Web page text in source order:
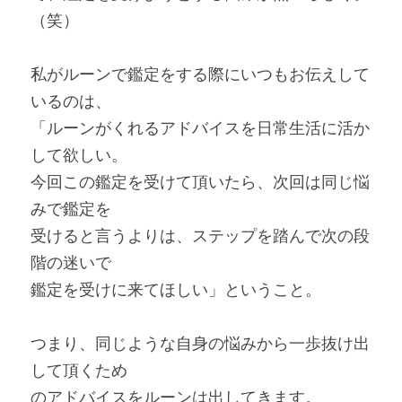
（笑）
私がルーンで鑑定をする際にいつもお伝えして
いるのは、
「ルーンがくれるアドバイスを日常生活に活か
して欲しい。
今回この鑑定を受けて頂いたら、次回は同じ悩
みで鑑定を
受けると言うよりは、ステップを踏んで次の段
階の迷いで
鑑定を受けに来てほしい」ということ。
つまり、同じような自身の悩みから一歩抜け出
して頂くため
のアドバイスをルーンは出してきます。